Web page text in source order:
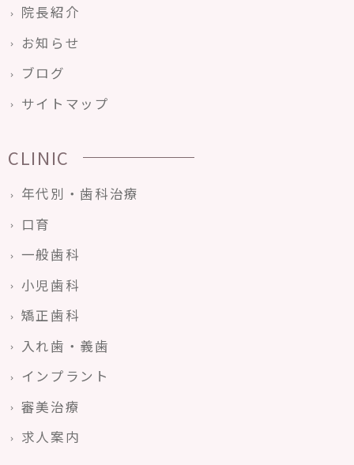
院長紹介
お知らせ
ブログ
サイトマップ
CLINIC
年代別・歯科治療
口育
一般歯科
小児歯科
矯正歯科
入れ歯・義歯
インプラント
審美治療
求人案内